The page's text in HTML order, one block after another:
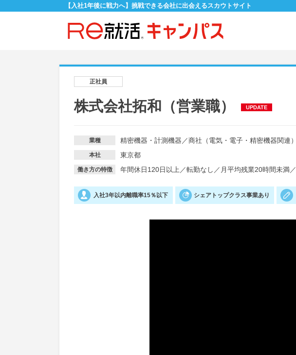
【入社1年後に戦力へ】挑戦できる会社に出会えるスカウトサイト
正社員
株式会社拓和（営業職） UPDATE
業種 精密機器・計測機器 ／商社（電気・電子・精密機器関連）
本社 東京都
働き方の特徴 年間休日120日以上 ／転勤なし ／ 月平均残業20時間未満／
入社3年以内離職率15％以下 シェアトップクラス事業あり